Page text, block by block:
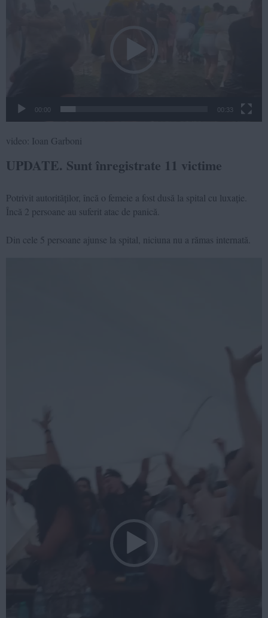
00:00 00:33
video: Ioan Garboni
UPDATE. Sunt înregistrate 11 victime
Potrivit autorităților, încă o femeie a fost dusă la spital cu luxație.
Încă 2 persoane au suferit atac de panică.
Din cele 5 persoane ajunse la spital, niciuna nu a rămas internată.